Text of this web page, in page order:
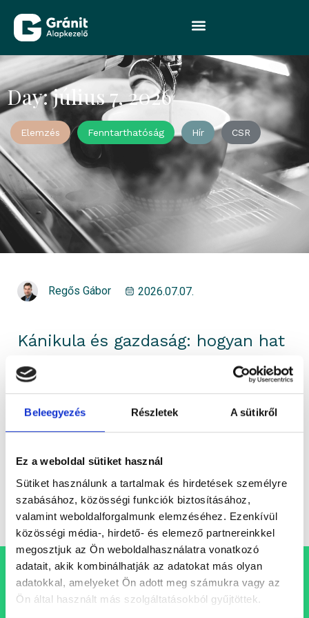
Beleegyezés Részletek A sütikről
Ez a weboldal sütiket használ
Sütiket használunk a tartalmak és hirdetések személyre
szabásához, közösségi funkciók biztosításához,
valamint weboldalforgalmunk elemzéséhez. Ezenkívül
közösségi média-, hirdető- és elemező partnereinkkel
megosztjuk az Ön weboldalhasználatra vonatkozó
adatait, akik kombinálhatják az adatokat más olyan
adatokkal, amelyeket Ön adott meg számukra vagy az
Ön által használt más szolgáltatásokból gyűjtöttek.
Day: július 7, 2026
Elemzés Fenntarthatóság Hír CSR
Regős Gábor 2026.07.07.
Kánikula és gazdaság: hogyan hat
a hőség az inflációra, az energiára
és a GDP-re?
Regős Gábor a Forbes Money podcastben beszélt
energiaellátást és az...
Elemzés portfolioblogger
Állásajánlataink
Folyamatosan bővülő csapatunkba keressük azokat a